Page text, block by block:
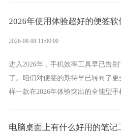
2026年使用体验超好的便签
2026-08-09 11:00:00
进入2026年，手机效率工具早已告
了。咱们对便签的期待早已转向了
样一款在2026年体验突出的全能型手
电脑桌面上有什么好用的笔记